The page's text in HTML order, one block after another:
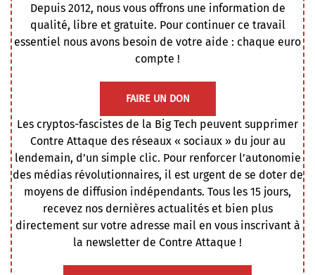
Depuis 2012, nous vous offrons une information de
qualité, libre et gratuite. Pour continuer ce travail
essentiel nous avons besoin de votre aide : chaque euro
compte !
FAIRE UN DON
Les cryptos-fascistes de la Big Tech peuvent supprimer
Contre Attaque des réseaux « sociaux » du jour au
lendemain, d’un simple clic. Pour renforcer l’autonomie
des médias révolutionnaires, il est urgent de se doter de
moyens de diffusion indépendants. Tous les 15 jours,
recevez nos dernières actualités et bien plus
directement sur votre adresse mail en vous inscrivant à
la newsletter de Contre Attaque !